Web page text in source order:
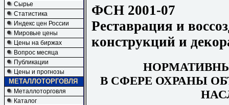
Сырье
Статистика
Индекс цен России
Мировые цены
Цены на биржах
Вопрос месяца
Публикации
Цены и прогнозы
МЕТАЛЛОТОРГОВЛЯ
Металлоторговля
Каталог
ФСН 2001-07
Реставрация и
конструкций и
В СФЕРЕ ОХРАНЫ